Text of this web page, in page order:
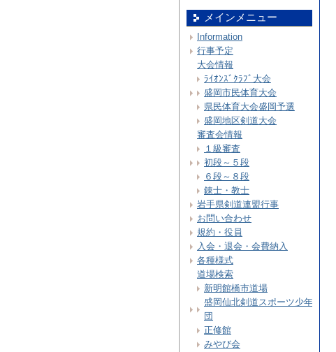
メインメニュー
Information
行事予定
大会情報
ﾗｲｵﾝｽﾞｸﾗﾌﾞ大会
盛岡市民体育大会
県民体育大会盛岡予選
盛岡地区剣道大会
審査会情報
１級審査
初段～５段
６段～８段
錬士・教士
岩手県剣道連盟行事
お問い合わせ
規約・役員
入会・退会・会費納入
各種様式
道場検索
新明館橋市道場
盛岡仙北剣道スポーツ少年
団
正修館
みやび会